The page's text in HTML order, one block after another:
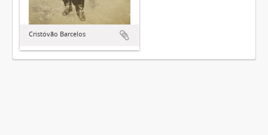
Cristóvão Barcelos